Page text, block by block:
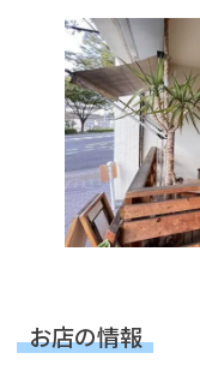
お店の情報